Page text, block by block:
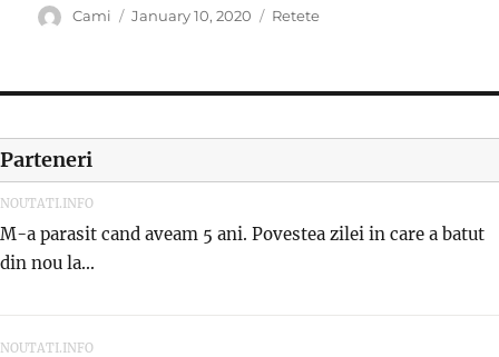
Author
Cami
Posted
January 10, 2020 Categories
Retete
Parteneri
NOUTATI.INFO
M-a parasit cand aveam 5 ani. Povestea zilei in care a batut
din nou la...
NOUTATI.INFO